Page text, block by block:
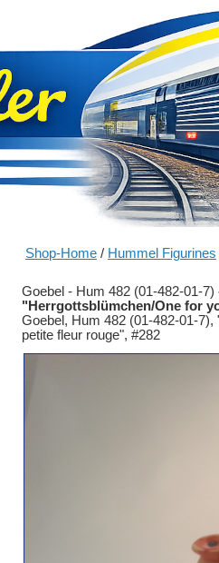
Shop-Home / Hummel Figurines
Goebel - Hum 482 (01-482-01-7)
"Herrgottsblümchen/One for
Goebel, Hum 482 (01-482-01-
petite fleur rouge", #282